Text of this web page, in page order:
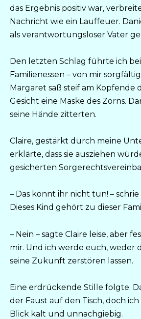
das Ergebnis positiv war,
Nachricht wie ein Lauffeuer.
als verantwortungsloser Vater
Den letzten Schlag führte ich
Familienessen – von mir
Margaret saß steif am Kopfende
Gesicht eine Maske des Zorns.
seine Hände zitterten.
Claire, gestärkt durch meine
erklärte, dass sie ausziehen
gesicherten
– Das könnt ihr nicht tun! – schrie
Dieses Kind gehört zu dieser
– Nein – sagte Claire leise, aber
mir. Und ich werde euch, weder
seine Zukunft zerstören lassen.
Eine erdrückende Stille folgte.
der Faust auf den Tisch, doch
Blick kalt und unnachgiebig.